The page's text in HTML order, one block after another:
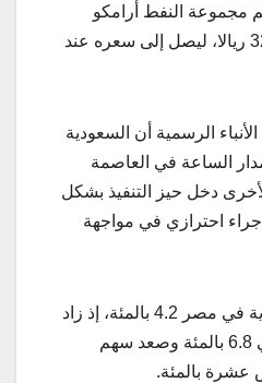
مجموعة النفط أرامكو
السعودية 0.2 بالمئة إلى 32 ريالا، ليصل إلى سعره عند
الرسمية أن السعودية
الساعة في العاصمة
دخل حيز التنفيذ بشكل
احترازي في مواجهة
وقفز مؤشر الأسهم القيادية في مصر 4.2 بالمئة، إذ زاد
سهم البنك التجاري الدولي 6.8 بالمئة وصعد سهم
عشرة بالمئة.